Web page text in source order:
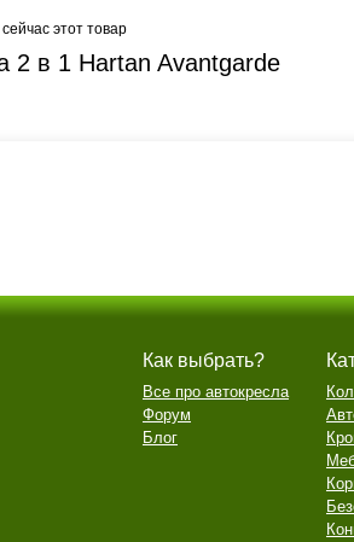
этот товар
2 в 1 Hartan Avantgarde
Как выбрать?
Все про автокресла
Форум
Блог